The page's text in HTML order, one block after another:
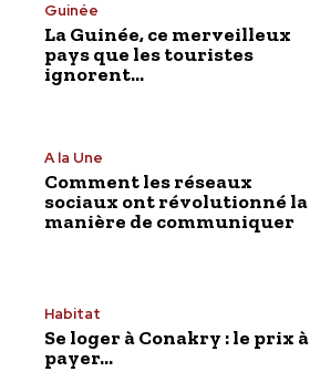
Guinée
La Guinée, ce merveilleux
pays que les touristes
ignorent…
A la Une
Comment les réseaux
sociaux ont révolutionné la
manière de communiquer
Habitat
Se loger à Conakry : le prix à
payer…